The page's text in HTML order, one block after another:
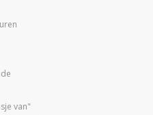
van"